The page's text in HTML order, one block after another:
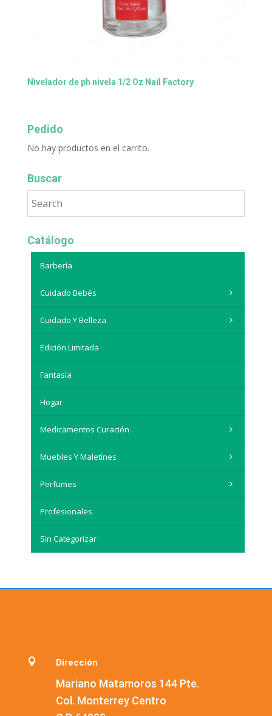
Nivelador de ph nivela 1/2 Oz Nail Factory
Pedido
No hay productos en el carrito.
Buscar
Catálogo
Barbería
Cuidado Bebés
Cuidado Y Belleza
Edición Limitada
Fantasía
Hogar
Medicamentos Curación
Muebles Y Maletínes
Perfumes
Profesionales
Sin Categorizar
 Dirección
Mariano Matamoros 144 Pte.
Col. Monterrey Centro